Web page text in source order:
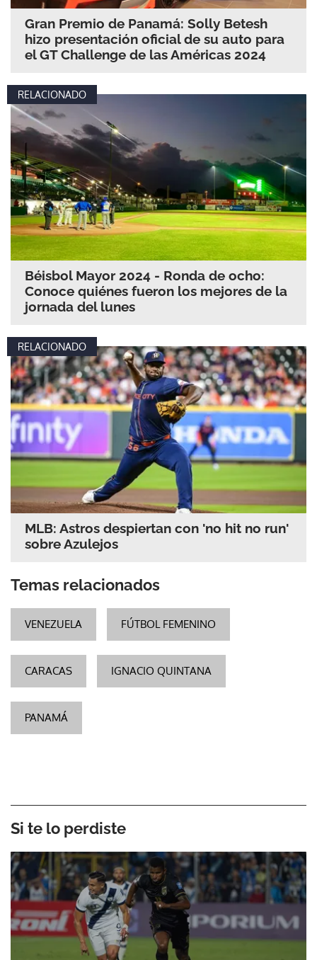
Gran Premio de Panamá: Solly Betesh
hizo presentación oficial de su auto para
el GT Challenge de las Américas 2024
RELACIONADO
Béisbol Mayor 2024 - Ronda de ocho:
Conoce quiénes fueron los mejores de la
jornada del lunes
RELACIONADO
MLB: Astros despiertan con 'no hit no run'
sobre Azulejos
Temas relacionados
VENEZUELA FÚTBOL FEMENINO
CARACAS IGNACIO QUINTANA
PANAMÁ
Si te lo perdiste